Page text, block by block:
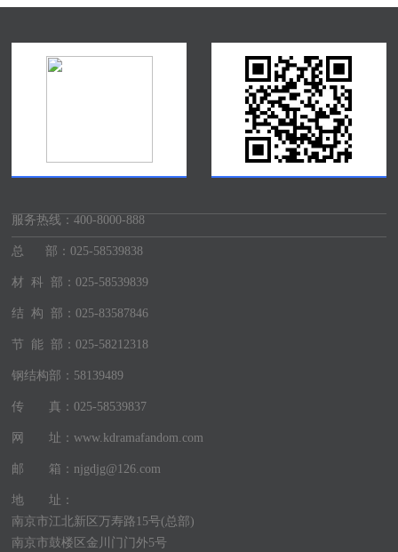
服务热线：400-8000-888
总 部：025-58539838
材 科 部：025-58539839
结 构 部：025-83587846
节 能 部：025-58212318
钢结构部：58139489
传 真：025-58539837
网 址：www.kdramafandom.com
邮 箱：njgdjg@126.com
地 址：
南京市江北新区万寿路15号(总部)
南京市鼓楼区金川门门外5号